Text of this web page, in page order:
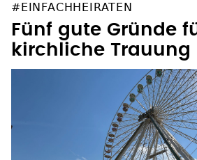
#EINFACHHEIRATEN
Fünf gute Gründe
kirchliche Trauung